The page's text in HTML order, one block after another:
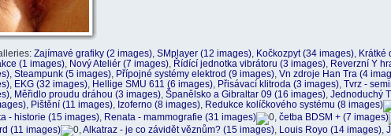
Zajímavé grafiky (2 images), SMplayer (12 images), Kočkozpyt (34 images), Krátké
(1 images), Nový Ateliér (7 images), Řídící jednotka vibrátoru (3 images), Reverzní Y
, Steampunk (5 images), Přípojné systémy elektrod (9 images), Vn zdroje Han Tra (4
, EKG (32 images), Hellige SMU 611 (6 images), Přisávací klitroda (3 images), Tvrz -
, Měřidlo proudu dráhou (3 images), Španělsko a Gibraltar 09 (16 images), Jednoduchý
, Pištění (11 images), Izoferno (8 images), Redukce kolíčkového systému (8 images)
- historie (15 images), Renata - mammografie (31 images) , četba BDSM + (7 images)
(11 images)
,Alkatraz - je co závidět věznům? (15 images), Louis Royo (14 images),